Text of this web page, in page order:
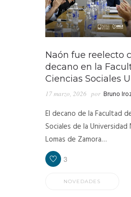
Naón fue reelecto
decano en la
Ciencias Sociales
17 marzo, 2026 por Bruno
El decano de la Facultad
Sociales de la Universidad
Lomas de Zamora…
3
NOVEDADES